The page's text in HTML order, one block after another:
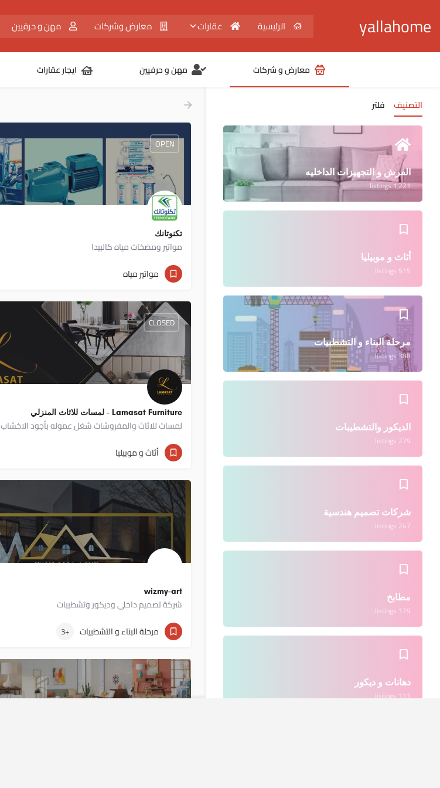
yallahome الرئيسية عقارات معارض وشركات مهن و حرفيين
معارض و شركات مهن و حرفيين ايجار عقارات
التصنيف فلتر
الفرش و التجهيزات الداخليه
1٬221 listings
أثاث و موبيليا
515 listings
مرحلة البناء و التشطبيات
388 listings
الديكور والتشطيبات
279 listings
شركات تصميم هندسية
247 listings
مطابخ
179 listings
دهانات و ديكور
111 listings
تكنوتانك
مواتير ومضخات مياه كالبيدا
01023430301
OPEN
مواتير مياه
Lamasat Furniture - لمسات للاثاث المنزلي
لمسات للاثاث والمفروشات شغل عموله بأجود الاخشاب
01277677688
CLOSED
أثاث و موبيليا
wizmy-art
شركة تصميم داخلي وديكور وتشطيبات
01025241408
مرحلة البناء و التشطبيات +3